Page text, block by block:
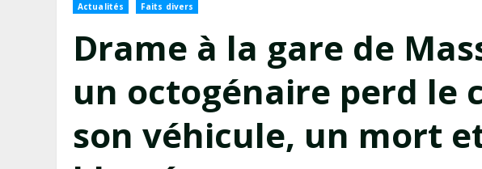
Actualités Faits divers
Drame à la gare de
un octogénaire perd le
son véhicule, un mort